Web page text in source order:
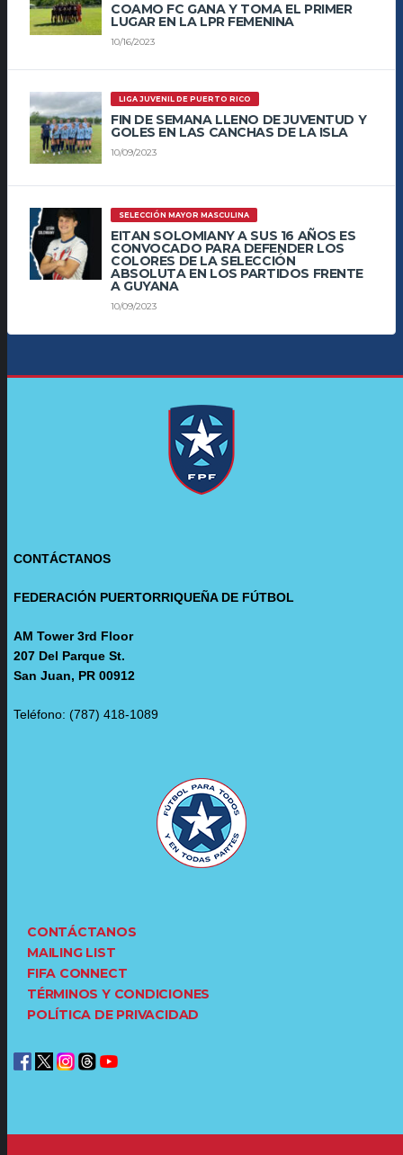
COAMO FC GANA Y TOMA EL PRIMER
LUGAR EN LA LPR FEMENINA
10/16/2023
LIGA JUVENIL DE PUERTO RICO
FIN DE SEMANA LLENO DE JUVENTUD Y
GOLES EN LAS CANCHAS DE LA ISLA
10/09/2023
SELECCIÓN MAYOR MASCULINA
EITAN SOLOMIANY A SUS 16 AÑOS ES
CONVOCADO PARA DEFENDER LOS
COLORES DE LA SELECCIÓN
ABSOLUTA EN LOS PARTIDOS FRENTE
A GUYANA
10/09/2023
CONTÁCTANOS
FEDERACIÓN PUERTORRIQUEÑA DE FÚTBOL
AM Tower 3rd Floor
207 Del Parque St.
San Juan, PR 00912
Teléfono: (787) 418-1089
CONTÁCTANOS
MAILING LIST
FIFA CONNECT
TÉRMINOS Y CONDICIONES
POLÍTICA DE PRIVACIDAD